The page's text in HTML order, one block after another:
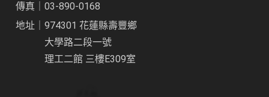
傳真｜03-890-0168
地址｜974301 花蓮縣壽豐鄉
大學路二段一號
理工二館 三樓E309室